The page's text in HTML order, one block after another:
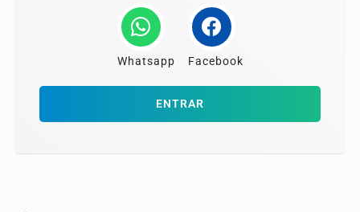
Whatsapp Facebook
ENTRAR